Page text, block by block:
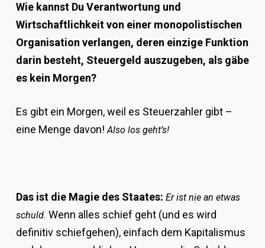
Wie kannst Du Verantwortung und
Wirtschaftlichkeit von einer monopolistischen
Organisation verlangen, deren einzige Funktion
darin besteht, Steuergeld auszugeben, als gäbe
es kein Morgen?
Es gibt ein Morgen, weil es Steuerzahler gibt –
eine Menge davon! Also los geht’s!
Das ist die Magie des Staates: Er ist nie an etwas
schuld. Wenn alles schief geht (und es wird
definitiv schiefgehen), einfach dem Kapitalismus